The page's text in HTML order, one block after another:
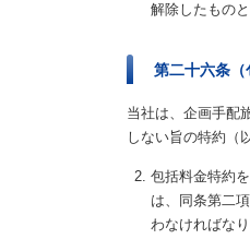
解除したもの
第二十六条
当社は、企画手配
しない旨の特約（
包括料金特約
は、同条第二
わなければな